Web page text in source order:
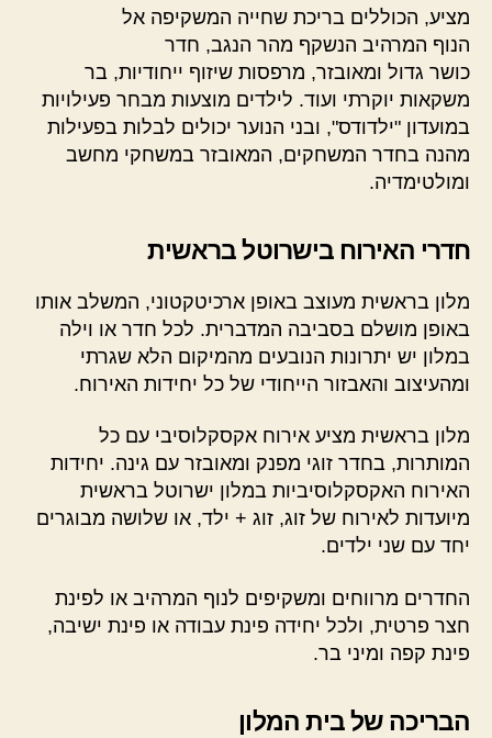
מציע, הכוללים בריכת שחייה המשקיפה אל
הנוף המרהיב הנשקף מהר הנגב, חדר
כושר גדול ומאובזר, מרפסות שיזוף ייחודיות, בר
משקאות יוקרתי ועוד. לילדים מוצעות מבחר פעילויות
במועדון "ילדודס", ובני הנוער יכולים לבלות בפעילות
מהנה בחדר המשחקים, המאובזר במשחקי מחשב
ומולטימדיה.
חדרי האירוח בישרוטל בראשית
מלון בראשית מעוצב באופן ארכיטקטוני, המשלב אותו
באופן מושלם בסביבה המדברית. לכל חדר או וילה
במלון יש יתרונות הנובעים מהמיקום הלא שגרתי
ומהעיצוב והאבזור הייחודי של כל יחידות האירוח.
מלון בראשית מציע אירוח אקסקלוסיבי עם כל
המותרות, בחדר זוגי מפנק ומאובזר עם גינה. יחידות
האירוח האקסקלוסיביות במלון ישרוטל בראשית
מיועדות לאירוח של זוג, זוג + ילד, או שלושה מבוגרים
יחד עם שני ילדים.
החדרים מרווחים ומשקיפים לנוף המרהיב או לפינת
חצר פרטית, ולכל יחידה פינת עבודה או פינת ישיבה,
פינת קפה ומיני בר.
הבריכה של בית המלון